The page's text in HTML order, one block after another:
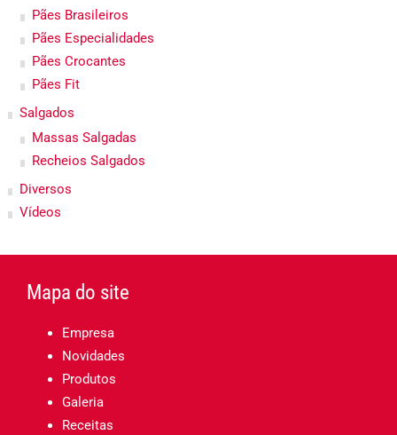
Pães Brasileiros
Pães Especialidades
Pães Crocantes
Pães Fit
Salgados
Massas Salgadas
Recheios Salgados
Diversos
Vídeos
Mapa do site
Empresa
Novidades
Produtos
Galeria
Receitas